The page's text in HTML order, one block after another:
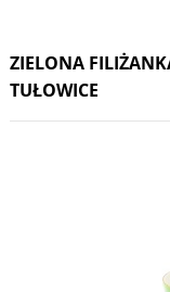
ZIELONA
TUŁOWICE